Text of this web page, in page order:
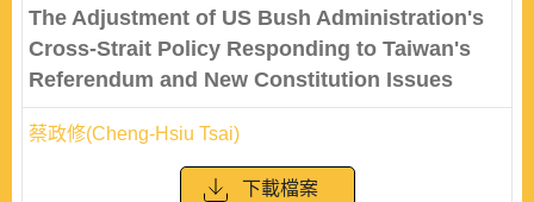
The Adjustment of US Bush Administration's
Cross-Strait Policy Responding to Taiwan's
Referendum and New Constitution Issues
蔡政修(Cheng-Hsiu Tsai)
下載檔案